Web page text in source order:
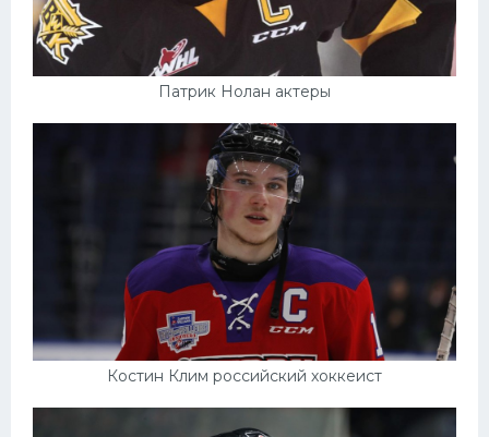
Патрик Нолан актеры
Костин Клим российский хоккеист